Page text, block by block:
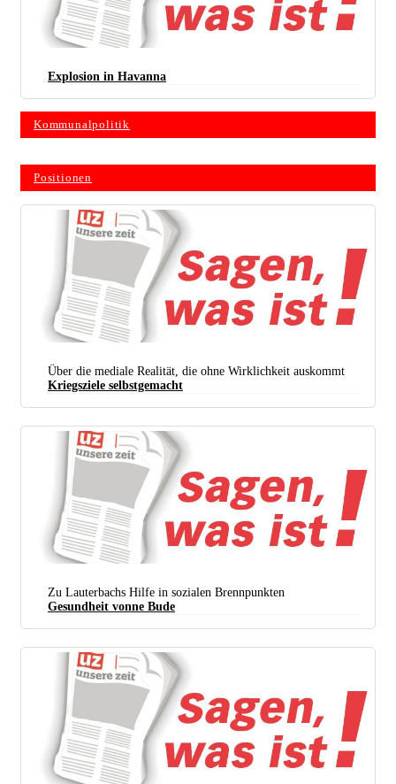
Explosion in Havanna
Kommunalpolitik
Positionen
Über die mediale Realität, die ohne Wirklichkeit auskommt
Kriegsziele selbstgemacht
Zu Lauterbachs Hilfe in sozialen Brennpunkten
Gesundheit vonne Bude